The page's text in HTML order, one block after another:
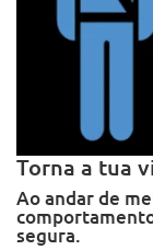
Torna a tua
Ao andar de
segura.